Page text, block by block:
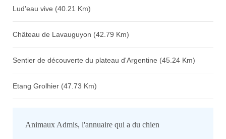
Lud'eau vive (40.21 Km)
Château de Lavauguyon (42.79 Km)
Sentier de découverte du plateau d'Argentine (45.24 Km)
Etang Grolhier (47.73 Km)
Animaux Admis, l'annuaire qui a du chien